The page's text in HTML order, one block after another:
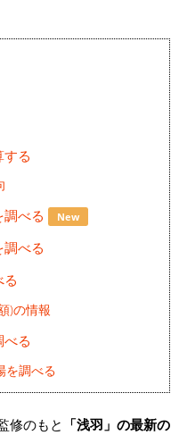
る
べる New
べる
)の情報
る
を調べる
修のもと 「浅羽」の最新の